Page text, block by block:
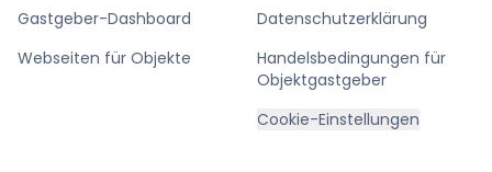
Gastgeber-Dashboard
Webseiten für Objekte
Datenschutzerklärung
Handelsbedingungen für
Objektgastgeber
Cookie-Einstellungen